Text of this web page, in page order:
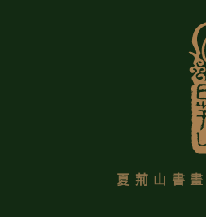
夏荊山書